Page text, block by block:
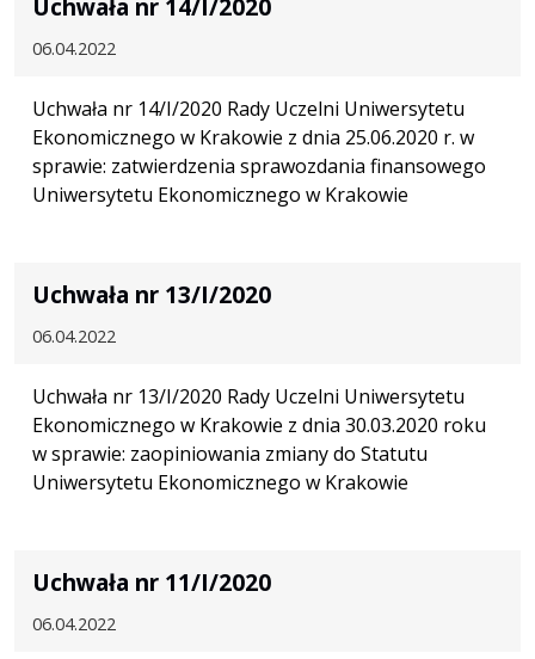
06.04.2022
Uchwała nr 14/I/2020 Rady Uczelni Uniwersytetu
Ekonomicznego w Krakowie z dnia 25.06.2020 r. w
sprawie: zatwierdzenia sprawozdania finansowego
Uniwersytetu Ekonomicznego w Krakowie
Uchwała nr 13/I/2020
06.04.2022
Uchwała nr 13/I/2020 Rady Uczelni Uniwersytetu
Ekonomicznego w Krakowie z dnia 30.03.2020 roku
w sprawie: zaopiniowania zmiany do Statutu
Uniwersytetu Ekonomicznego w Krakowie
Uchwała nr 11/I/2020
06.04.2022